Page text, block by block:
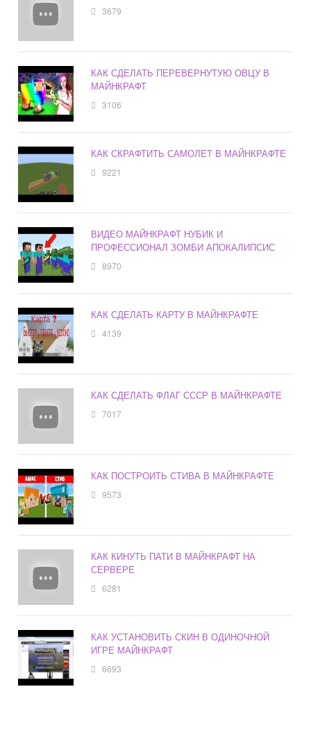
3679
КАК СДЕЛАТЬ ПЕРЕВЕРНУТУЮ ОВЦУ В
МАЙНКРАФТ
3106
КАК СКРАФТИТЬ САМОЛЕТ В МАЙНКРАФТЕ
9221
ВИДЕО МАЙНКРАФТ НУБИК И
ПРОФЕССИОНАЛ ЗОМБИ АПОКАЛИПСИС
8970
КАК СДЕЛАТЬ КАРТУ В МАЙНКРАФТЕ
4139
КАК СДЕЛАТЬ ФЛАГ СССР В МАЙНКРАФТЕ
7017
КАК ПОСТРОИТЬ СТИВА В МАЙНКРАФТЕ
9573
КАК КИНУТЬ ПАТИ В МАЙНКРАФТ НА
СЕРВЕРЕ
6281
КАК УСТАНОВИТЬ СКИН В ОДИНОЧНОЙ
ИГРЕ МАЙНКРАФТ
6693